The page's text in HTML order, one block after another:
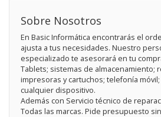
Sobre Nosotros
En Basic Informática encontrarás el
ajusta a tus necesidades. Nuestro
especializado te asesorará en tu
Tablets; sistemas de almacenamiento;
impresoras y cartuchos; telefonía
cualquier dispositivo.
Además con Servicio técnico de
Todas las marcas. Pide presupuesto